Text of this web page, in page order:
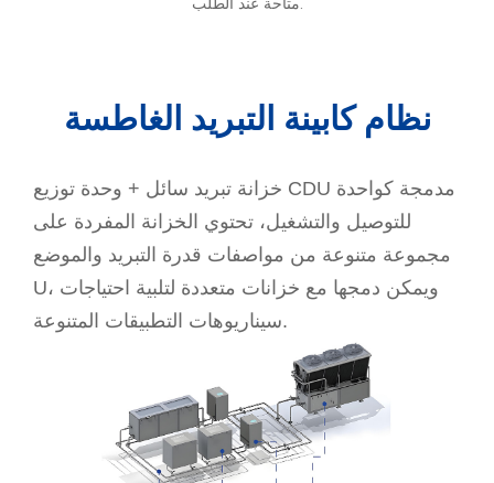
متاحة عند الطلب.
نظام كابينة التبريد الغاطسة
خزانة تبريد سائل + وحدة توزيع CDU مدمجة كواحدة
للتوصيل والتشغيل، تحتوي الخزانة المفردة على
مجموعة متنوعة من مواصفات قدرة التبريد والموضع
U، ويمكن دمجها مع خزانات متعددة لتلبية احتياجات
سيناريوهات التطبيقات المتنوعة.